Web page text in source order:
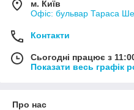
м. Київ
Офіс: бульвар Тараса
Контакти
Сьогодні працює з
Показати весь графік
Про нас